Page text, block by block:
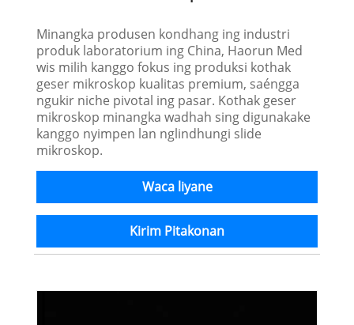
Minangka produsen kondhang ing industri
produk laboratorium ing China, Haorun Med
wis milih kanggo fokus ing produksi kothak
geser mikroskop kualitas premium, saéngga
ngukir niche pivotal ing pasar. Kothak geser
mikroskop minangka wadhah sing digunakake
kanggo nyimpen lan nglindhungi slide
mikroskop.
Waca liyane
Kirim Pitakonan